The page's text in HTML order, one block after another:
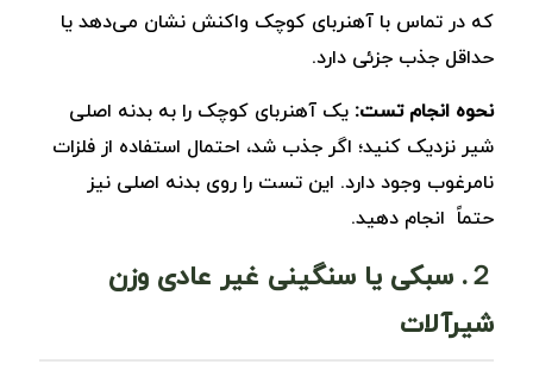
که در تماس با آهنربای کوچک واکنش نشان می‌دهد یا
حداقل جذب جزئی دارد.
نحوه انجام تست: یک آهنربای کوچک را به بدنه اصلی
شیر نزدیک کنید؛ اگر جذب شد، احتمال استفاده از فلزات
نامرغوب وجود دارد. این تست را روی بدنه اصلی نیز
حتماً انجام دهید.
２. سبکی یا سنگینی غیر عادی وزن
شیرآلات